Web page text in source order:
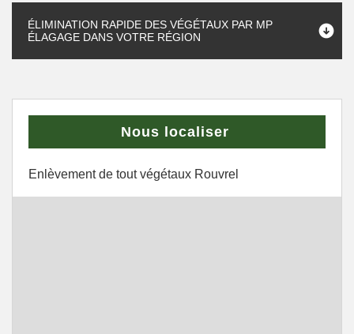
ÉLIMINATION RAPIDE DES VÉGÉTAUX PAR MP
ÉLAGAGE DANS VOTRE RÉGION
Nous localiser
Enlèvement de tout végétaux Rouvrel